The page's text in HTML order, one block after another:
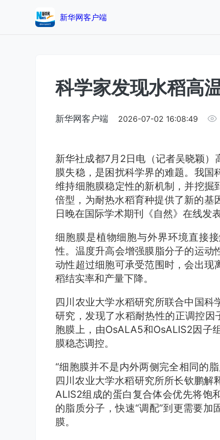
新华网客户端
科学家发现水稻高
新华网客户端 2026-07-02 16:08:49
新华社成都7月2日电（记者吴晓颖
膜失稳，是困扰科学界的难题。我国
维持细胞膜稳定性的新机制，并挖掘
倍型，为耐热水稻育种提供了新的基
日晚在国际学术期刊《自然》在线发表
细胞膜是植物细胞与外界环境直接
性。温度升高会增强膜脂分子的运动
动性超过细胞可承受范围时，会出现
稻结实率和产量下降。
四川农业大学水稻研究所联合中国
研究，发现了水稻耐热性的正调控
胞膜上，由OsALA5和OsALIS2因子
膜稳态调控。
“细胞膜并不是内外两侧完全相同的
四川农业大学水稻研究所所长钦鹏
ALIS2组成的蛋白复合体会优先将饱
的脂质分子，快速“调配”到更需要
膜。